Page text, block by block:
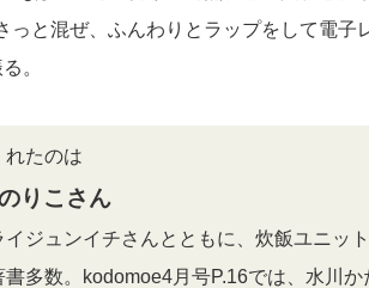
っと混ぜ、ふんわりとラップをして電子
。
れたのは
りこさん
イジュンイチさんとともに、炊飯ユニッ
書多数。kodomoe4月号P.16では、水川か